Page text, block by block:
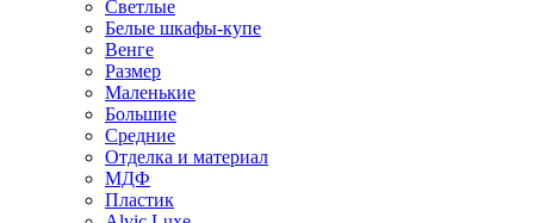
Светлые
Белые шкафы-купе
Венге
Размер
Маленькие
Большие
Средние
Отделка и материал
МДФ
Пластик